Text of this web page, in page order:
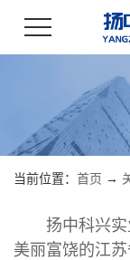
当前位置： 首页 →
扬中科兴实
美丽富饶的江